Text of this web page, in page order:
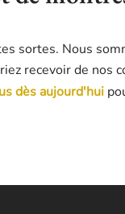
sortes. Nous
recevoir de nos
dès aujourd'hui